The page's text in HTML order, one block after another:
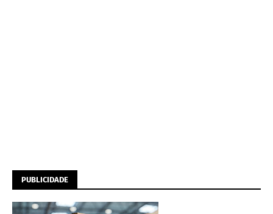
PUBLICIDADE